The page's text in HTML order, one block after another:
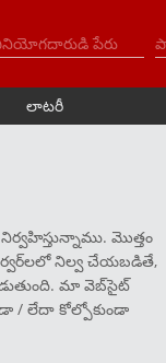
లాటరీ
మొత్తం
నిల్వ చేయబడితే,
మా వెబ్‌సైట్
/ లేదా కోల్పోకుండా